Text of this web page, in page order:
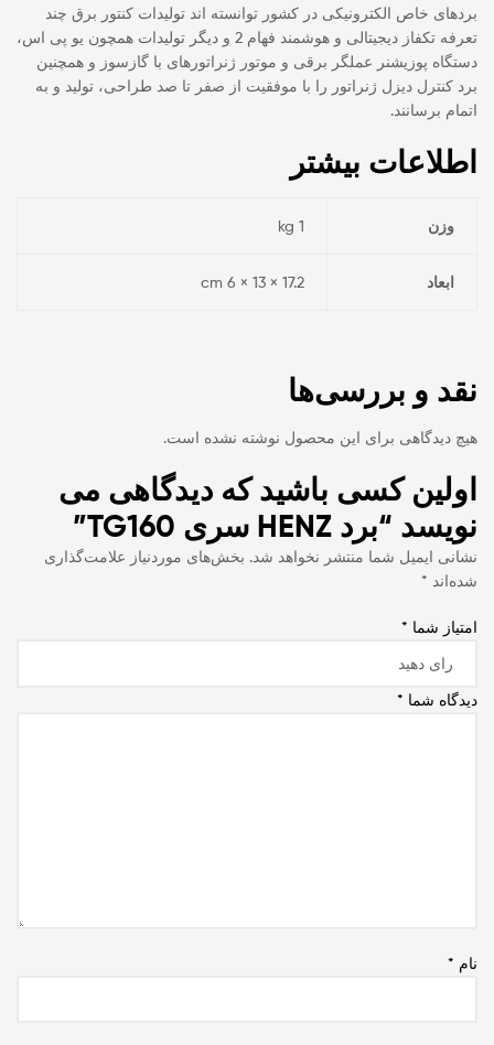
بردهای خاص الکترونیکی در کشور توانسته اند تولیدات کنتور برق چند
تعرفه تکفاز دیجیتالی و هوشمند فهام 2 و دیگر تولیدات همچون یو پی اس،
دستگاه پوزیشنر عملگر برقی و موتور ژنراتورهای با گازسوز و همچنین
برد کنترل دیزل ژنراتور را با موفقیت از صفر تا صد طراحی، تولید و به
اتمام برسانند.
اطلاعات بیشتر
وزن 1 kg
ابعاد 17.2 × 13 × 6 cm
نقد و بررسی‌ها
هیچ دیدگاهی برای این محصول نوشته نشده است.
اولین کسی باشید که دیدگاهی می
نویسد “برد HENZ سری TG160”
نشانی ایمیل شما منتشر نخواهد شد. بخش‌های موردنیاز علامت‌گذاری
شده‌اند *
امتیاز شما *
دیدگاه شما *
نام *